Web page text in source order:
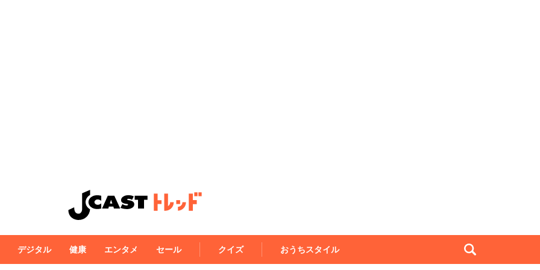
デジタル 健康 エンタメ セール クイズ おうちスタイル